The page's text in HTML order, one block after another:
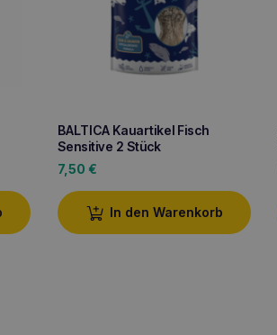
BALTICA Kauartikel Fisch
Sensitive 2 Stück
7,50 €
In den Warenkorb